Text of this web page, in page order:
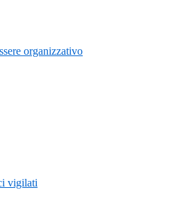
organizzativo
vigilati